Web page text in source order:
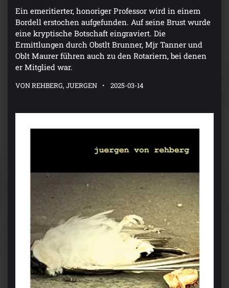
Ein emeritierter, honoriger Professor wird in einem
Bordell erstochen aufgefunden. Auf seine Brust wurde
eine kryptische Botschaft eingraviert. Die
Ermittlungen durch Obstlt Brunner, Mjr Tanner und
Oblt Maurer führen auch zu den Rotariern, bei denen
er Mitglied war.
VON REHBERG, JUERGEN 2025-03-14